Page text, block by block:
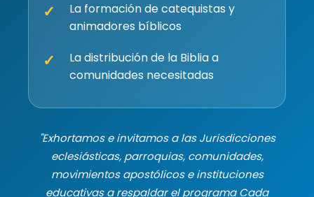
✓
La formación de catequistas y
animadores bíblicos
✓
La distribución de la Biblia a
comunidades necesitadas
"Exhortamos e invitamos a las Jurisdicciones
eclesiásticas, parroquias, comunidades,
movimientos apostólicos e instituciones
educativas a respaldar el programa Cada